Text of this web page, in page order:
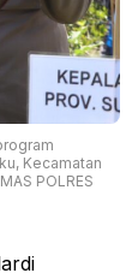
Kecamatan
POLRES